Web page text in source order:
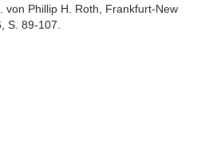
von Phillip H. Roth, Frankfurt-New
S. 89-107.